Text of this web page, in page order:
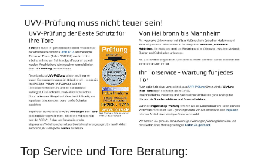
Top Service und Tore Beratung: